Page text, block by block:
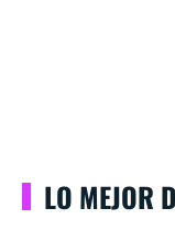
LO MEJOR